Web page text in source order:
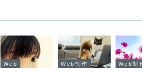
Web Web制作 Web制作